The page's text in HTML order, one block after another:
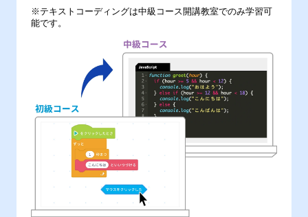
※テキストコーディングは中級コース開講教室でのみ学習可
能です。